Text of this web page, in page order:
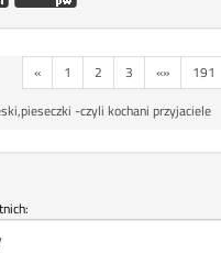
« 1 2 3 «» 191
-czyli kochani przyjaciele